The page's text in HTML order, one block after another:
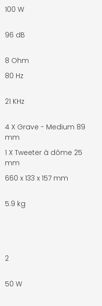
100 W
96 dB
8 Ohm
80 Hz
21 KHz
4 X Grave - Medium 89
mm
1 X Tweeter à dôme 25
mm
660 x 133 x 157 mm
5.9 kg
2
50 W